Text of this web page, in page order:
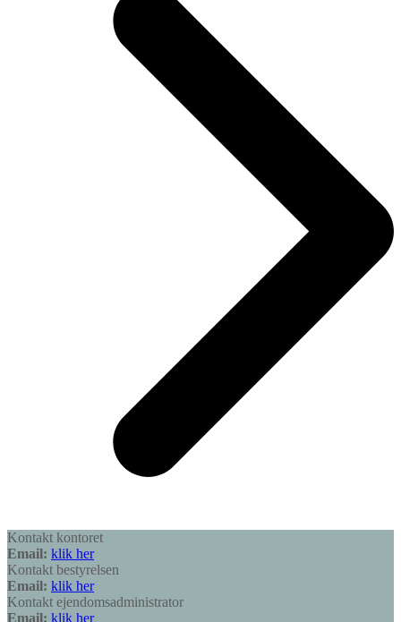
Kontakt kontoret
Email: klik her
Kontakt bestyrelsen
Email: klik her
Kontakt ejendomsadministrator
Email: klik her